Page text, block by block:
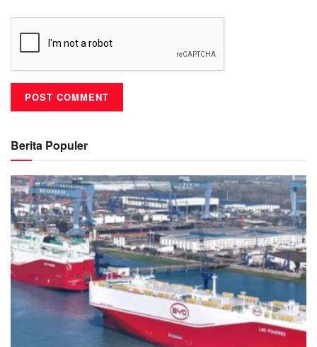
Berita Populer